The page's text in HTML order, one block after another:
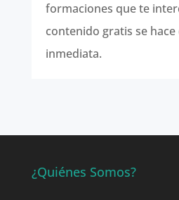
formaciones que te
contenido gratis se hace
inmediata.
¿Quiénes Somos?